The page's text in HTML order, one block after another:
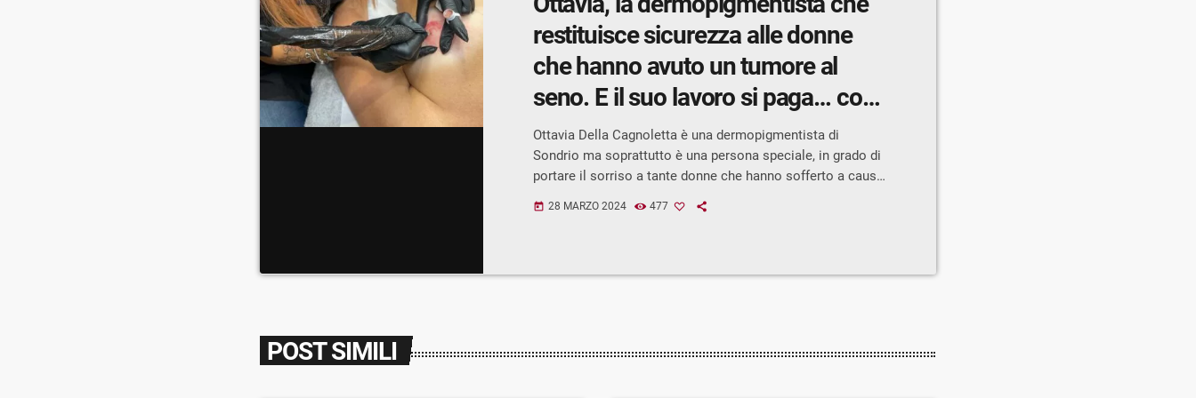
restituisce sicurezza alle donne
che hanno avuto un tumore al
seno. E il suo lavoro si paga… con
un sorriso
Ottavia Della Cagnoletta è una dermopigmentista di
Sondrio ma soprattutto è una persona speciale, in grado di
portare il sorriso a tante donne che hanno sofferto a causa
Ottavia Della Cagnoletta “Ho iniziato a fare
avuto una persona vicina che ha perso la battaglia contro il
today 28 MARZO 2024 477
POST SIMILI